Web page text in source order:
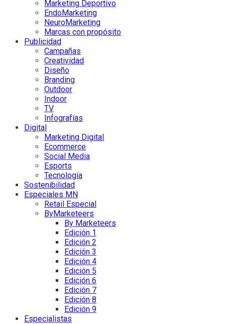
Marketing Deportivo
EndoMarketing
NeuroMarketing
Marcas con propósito
Publicidad
Campañas
Creatividad
Diseño
Branding
Outdoor
Indoor
TV
Infografías
Digital
Marketing Digital
Ecommerce
Social Media
Esports
Tecnología
Sostenibilidad
Especiales MN
Retail Especial
ByMarketeers
By Marketeers
Edición 1
Edición 2
Edición 3
Edición 4
Edición 5
Edición 6
Edición 7
Edición 8
Edición 9
Especialistas